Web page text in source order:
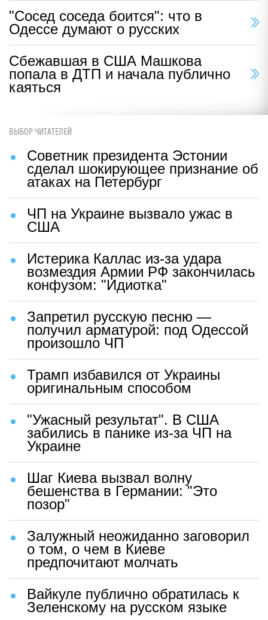
"Сосед соседа боится": что в
Одессе думают о русских
Сбежавшая в США Машкова
попала в ДТП и начала публично
каяться
ВЫБОР ЧИТАТЕЛЕЙ
Советник президента Эстонии
сделал шокирующее признание об
атаках на Петербург
ЧП на Украине вызвало ужас в
США
Истерика Каллас из-за удара
возмездия Армии РФ закончилась
конфузом: "Идиотка"
Запретил русскую песню —
получил арматурой: под Одессой
произошло ЧП
Трамп избавился от Украины
оригинальным способом
"Ужасный результат". В США
забились в панике из-за ЧП на
Украине
Шаг Киева вызвал волну
бешенства в Германии: "Это
позор"
Залужный неожиданно заговорил
о том, о чем в Киеве
предпочитают молчать
Вайкуле публично обратилась к
Зеленскому на русском языке